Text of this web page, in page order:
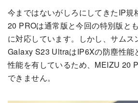
今まではないがしろにしてきたIP規
20 PROは通常版と今回の特別版と
に対応しています。しかし、サムス
Galaxy S23 UltraはIP6Xの防塵性能
性能を有しているため、MEIZU 20
できません。